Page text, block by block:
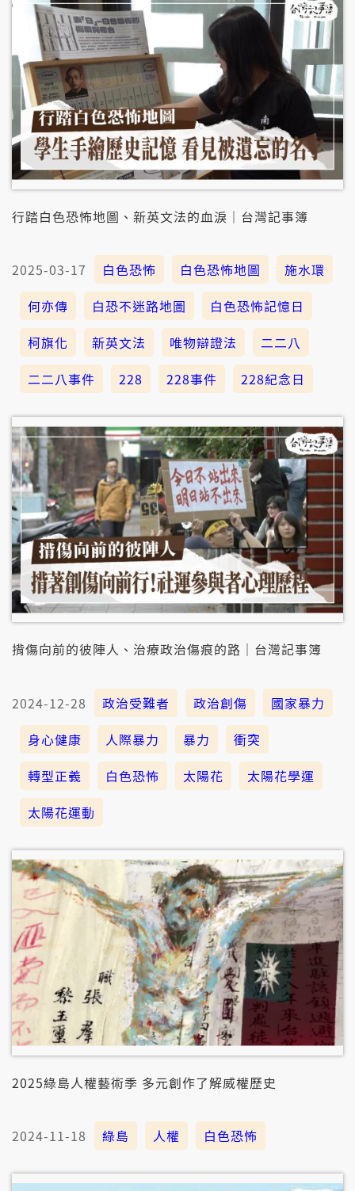
行踏白色恐怖地圖、新英文法的血淚｜台灣記事簿
2025-03-17 白色恐怖 白色恐怖地圖
施水環
何亦傳
白恐不迷路地圖
白色恐怖記憶日
柯旗化
新英文法 唯物辯證法
二二八
二二八事件
228 228事件 228紀念日
揹傷向前的彼陣人、治療政治傷痕的路｜台灣記事簿
2024-12-28 政治受難者 政治創傷
國家暴力
身心健康
人際暴力 暴力
衝突
轉型正義
白色恐怖 太陽花
太陽花學運
太陽花運動
2025綠島人權藝術季 多元創作了解威權歷史
2024-11-18 綠島 人權 白色恐怖